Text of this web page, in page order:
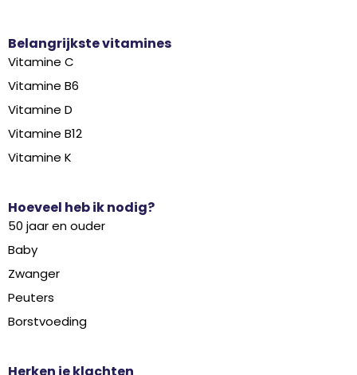
Belangrijkste vitamines
Vitamine C
Vitamine B6
Vitamine D
Vitamine B12
Vitamine K
Hoeveel heb ik nodig?
50 jaar en ouder
Baby
Zwanger
Peuters
Borstvoeding